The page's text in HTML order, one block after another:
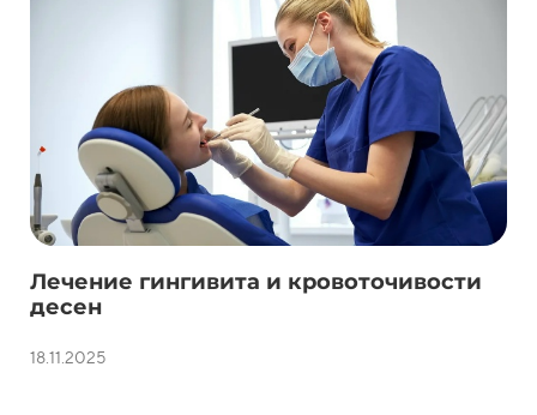
Лечение гингивита и кровоточивости
десен
18.11.2025